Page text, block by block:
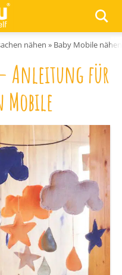
nähen » Baby Mobile
Anleitung für